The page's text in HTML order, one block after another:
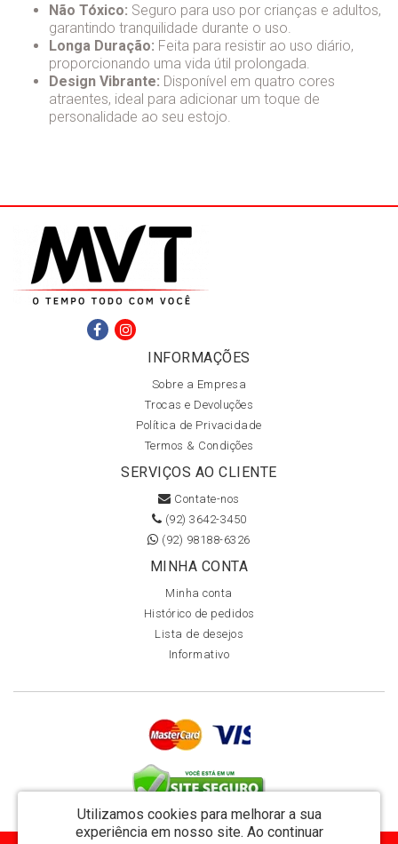
Não Tóxico: Seguro para uso por crianças e adultos,
garantindo tranquilidade durante o uso.
Longa Duração: Feita para resistir ao uso diário,
proporcionando uma vida útil prolongada.
Design Vibrante: Disponível em quatro cores
atraentes, ideal para adicionar um toque de
personalidade ao seu estojo.
INFORMAÇÕES
Sobre a Empresa
Trocas e Devoluções
Política de Privacidade
Termos & Condições
SERVIÇOS AO CLIENTE
Contate-nos
(92) 3642-3450
(92) 98188-6326
MINHA CONTA
Minha conta
Histórico de pedidos
Lista de desejos
Informativo
Utilizamos cookies para melhorar a sua
experiência em nosso site. Ao continuar